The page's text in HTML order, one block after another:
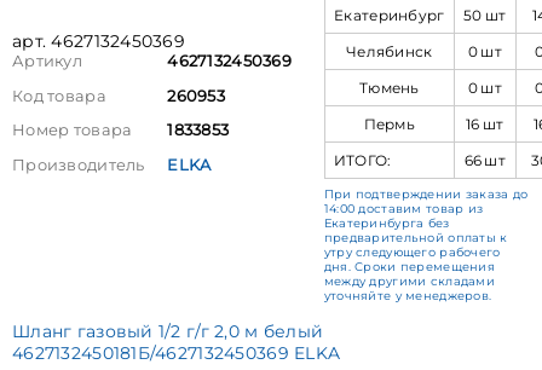
арт. 4627132450369
Артикул
4627132450369
Код товара
260953
Номер товара
1833853
Производитель
ELKA
Екатеринбург
50 шт
Челябинск
0 шт
Тюмень
0 шт
Пермь
16 шт
ИТОГО:
66 шт
При подтверждении заказа до
14:00 доставим товар из
Екатеринбурга без
предварительной оплаты к
утру следующего рабочего
дня. Сроки перемещения
между другими складами
уточняйте у менеджеров.
Шланг газовый 1/2 г/г 2,0 м белый
4627132450181Б/4627132450369 ELKA